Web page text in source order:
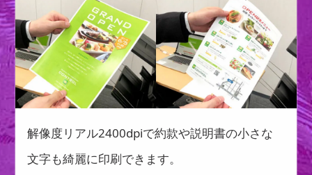
解像度リアル2400dpiで約款や説明書の小さな
文字も綺麗に印刷できます。